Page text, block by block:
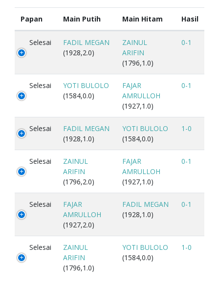
Papan Main Putih Main Hitam Hasil
Selesai
FADIL MEGAN
(1928,2.0)
ZAINUL
ARIFIN
(1796,1.0)
0-1
Selesai
YOTI BULOLO
(1584,0.0)
FAJAR
AMRULLOH
(1927,1.0)
0-1
Selesai
FADIL MEGAN
(1928,1.0)
YOTI BULOLO
(1584,0.0)
1-0
Selesai
ZAINUL
ARIFIN
(1796,2.0)
FAJAR
AMRULLOH
(1927,1.0)
0-1
Selesai
FAJAR
AMRULLOH
(1927,2.0)
FADIL MEGAN
(1928,1.0)
0-1
Selesai
ZAINUL
ARIFIN
(1796,1.0)
YOTI BULOLO
(1584,0.0)
1-0